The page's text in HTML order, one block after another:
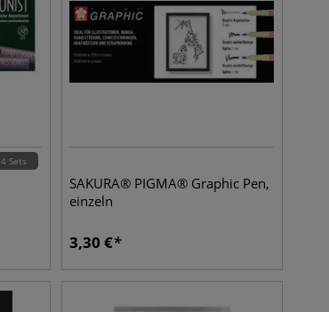
4 Sets
SAKURA® PIGMA® Graphic Pen,
einzeln
3,30 €